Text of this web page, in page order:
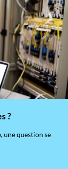
?
une question se